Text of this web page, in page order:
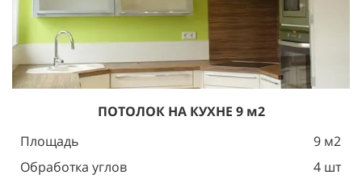
ПОТОЛОК НА КУХНЕ 9 м2
Площадь
9 м2
Обработка углов
4 шт